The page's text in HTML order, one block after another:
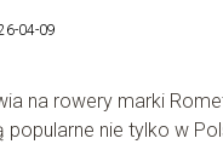
04-09
na rowery marki
nie tylko w